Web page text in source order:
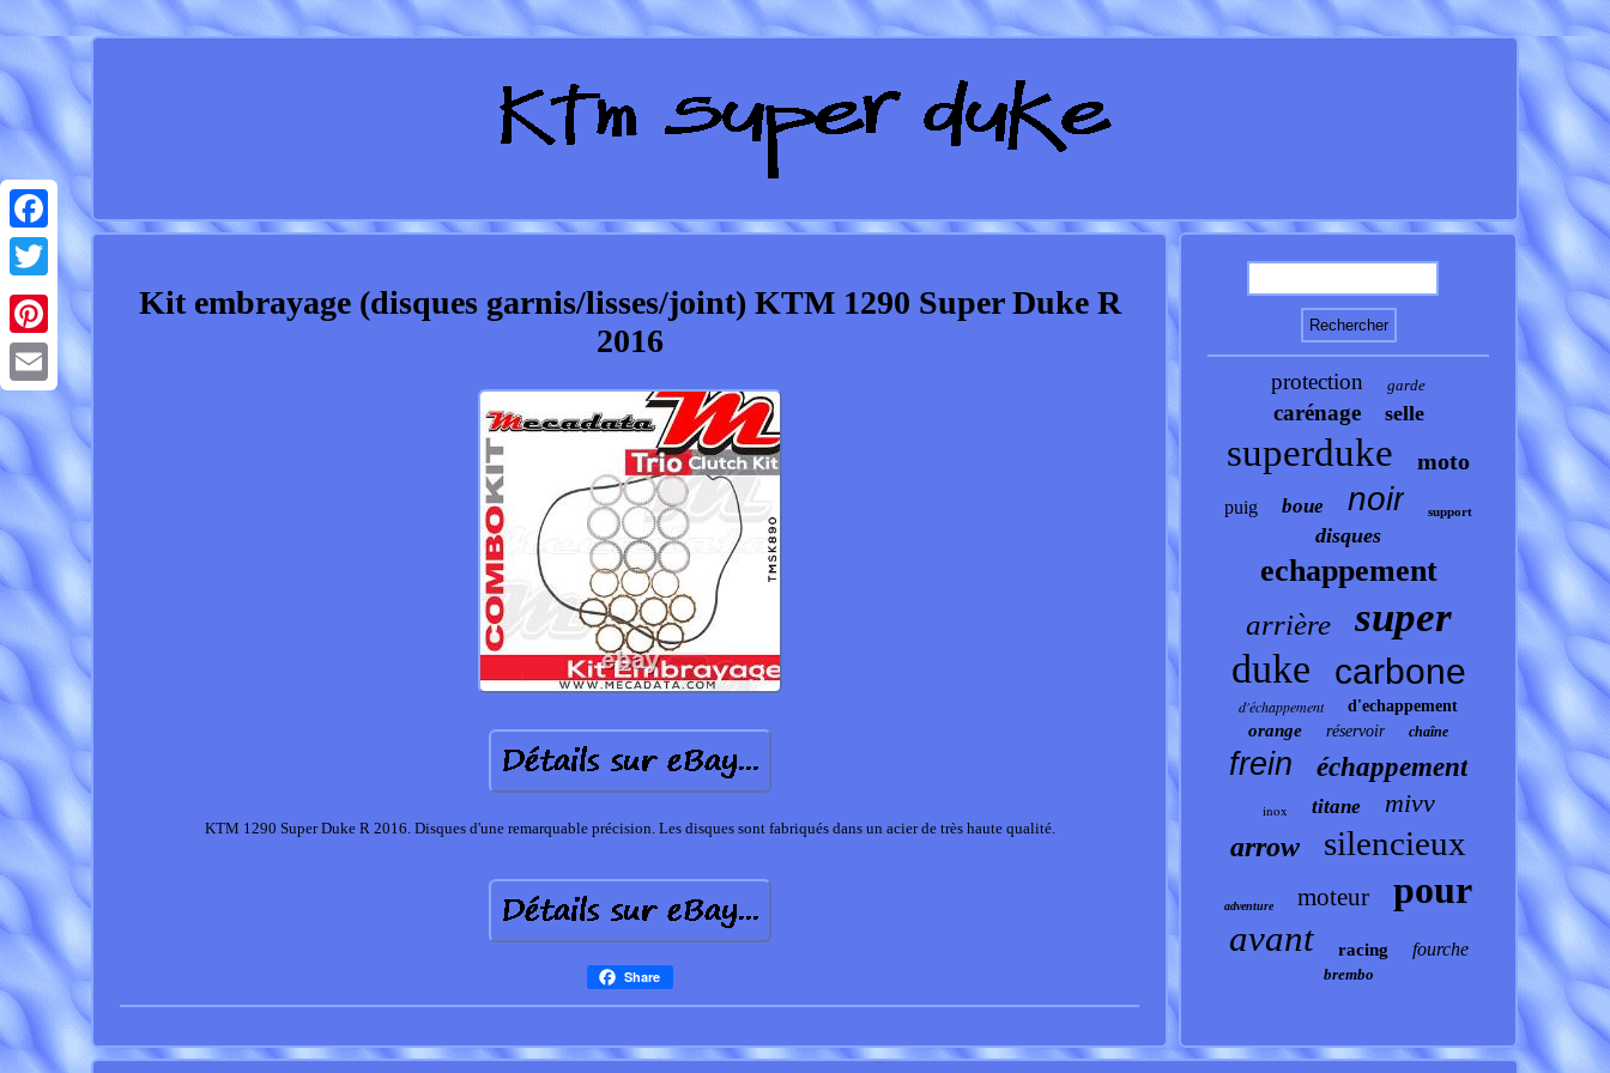
Facebook
Twitter
Pinterest
Email
Kit embrayage (disques garnis/lisses/joint) KTM 1290 Super Duke R
2016
KTM 1290 Super Duke R 2016. Disques d'une remarquable précision. Les disques sont fabriqués dans un acier de très haute qualité.
Share
protection garde
carénage selle
superduke moto
puig boue noir support
disques
echappement
arrière super
duke carbone
d'échappement d'echappement
orange réservoir chaîne
frein échappement
inox titane mivv
arrow silencieux
adventure moteur pour
avant racing fourche
brembo